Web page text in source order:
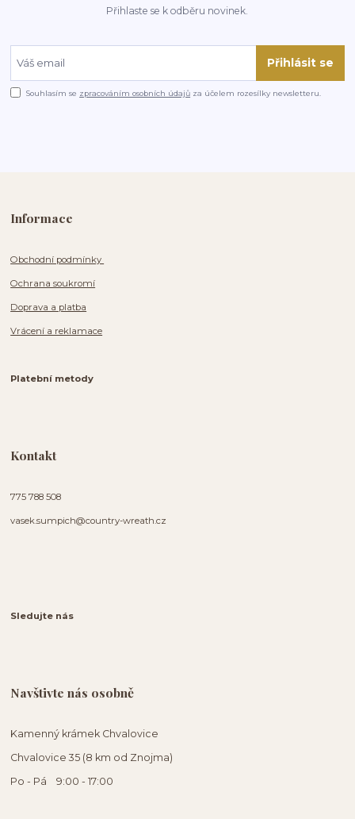
Přihlaste se k odběru novinek.
Přihlásit se
Souhlasím se zpracováním osobních údajů za účelem rozesílky newsletteru.
Informace
Obchodní podmínky
Ochrana soukromí
Doprava a platba
Vrácení a reklamace
Platební metody
Kontakt
775 788 508
vasek.sumpich@country-wreath.cz
Sledujte nás
Navštivte nás osobně
Kamenný krámek Chvalovice
Chvalovice 35 (8 km od Znojma)
Po - Pá 9:00 - 17:00